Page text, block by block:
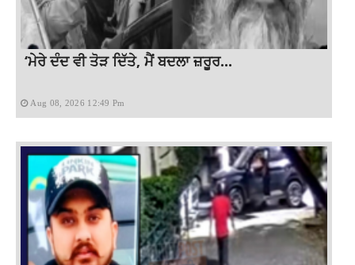
‘ਮੇਰੇ ਦੰਦ ਵੀ ਤੋੜ ਦਿੱਤੇ, ਮੈਂ ਬਦਲਾ ਜ਼ਰੂਰ...
Aug 08, 2026 12:49 Pm